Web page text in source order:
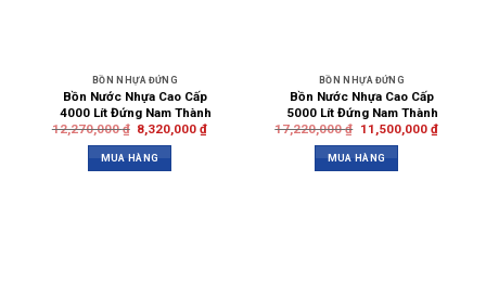
BỒN NHỰA ĐỨNG
Bồn Nước Nhựa Cao Cấp
4000 Lít Đứng Nam Thành
12,270,000₫ 8,320,000₫
MUA HÀNG
BỒN NHỰA ĐỨNG
Bồn Nước Nhựa Cao Cấp
5000 Lít Đứng Nam Thành
17,220,000₫ 11,500,000 ₫
MUA HÀNG